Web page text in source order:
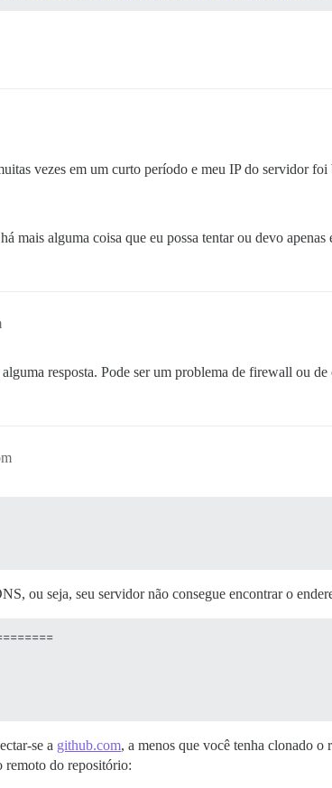
vezes em um curto período e meu IP do servidor foi
mais alguma coisa que eu possa tentar ou devo apenas
resposta. Pode ser um problema de firewall ou
ou seja, seu servidor não consegue encontrar o
se a github.com, a menos que você tenha clonado o
remoto do repositório: